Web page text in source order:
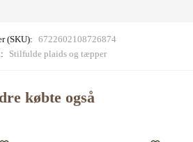
(SKU):
6722602108726874
Stilfulde plaids og tæpper
købte også